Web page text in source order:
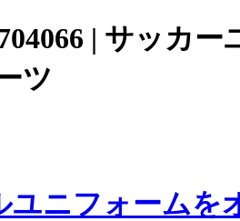
| サッカ
ツ
ニフォームを